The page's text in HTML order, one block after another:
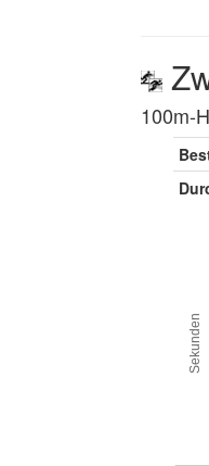
100m-
Sekunden